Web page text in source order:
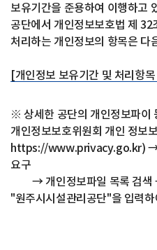
보유기간을 준용하여 이행하고
공단에서 개인정보보호법 제
처리하는 개인정보의 항목은 다
[개인정보 보유기간 및 처리항
※ 상세한 공단의 개인정보파이
개인정보보호위원회 개인 정보
https://www.privacy.go.kr) →
요구
→ 개인정보파일 목록 검색
"원주시시설관리공단"을 입력